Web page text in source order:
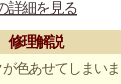
詳細を見る
修理解説
色あせてしまいま